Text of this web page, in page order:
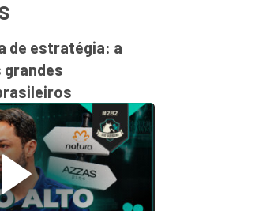
de estratégia: a
grandes